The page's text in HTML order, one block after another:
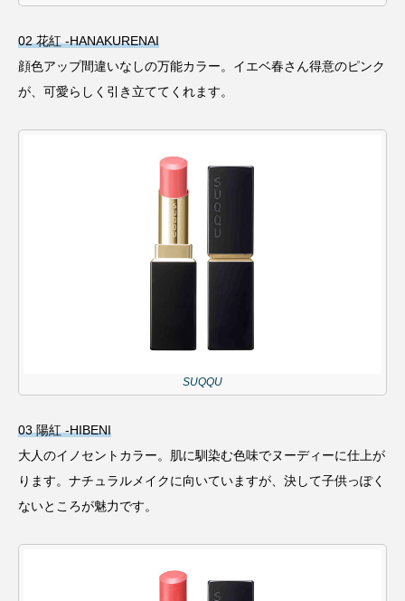
02 花紅 -HANAKURENAI
顔色アップ間違いなしの万能カラー。イエベ春さん得意のピンク
が、可愛らしく引き立ててくれます。
SUQQU
03 陽紅 -HIBENI
大人のイノセントカラー。肌に馴染む色味でヌーディーに仕上が
ります。ナチュラルメイクに向いていますが、決して子供っぽく
ないところが魅力です。